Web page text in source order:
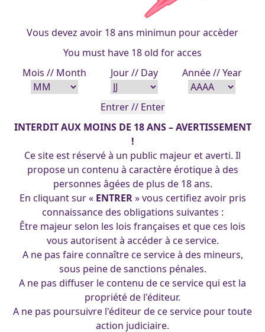
Vous devez avoir 18 ans minimun pour accèder
You must have 18 old for acces
Mois // Month
Jour // Day Année // Year
INTERDIT AUX MOINS DE 18 ANS – AVERTISSEMENT
!
Ce site est réservé à un public majeur et averti. Il
propose un contenu à caractère érotique à des
personnes âgées de plus de 18 ans.
En cliquant sur « ENTRER» vous certifiez avoir pris
connaissance des obligations suivantes :
Être majeur selon les lois françaises et que ces lois
vous autorisent à accéder à ce service.
A ne pas faire connaître ce service à des mineurs,
sous peine de sanctions pénales.
A ne pas diffuser le contenu de ce service qui est la
propriété de l'éditeur.
A ne pas poursuivre l'éditeur de ce service pour toute
action judiciaire.
31 Oct 2014 Le 31 octobre c’est Samhain une fête celtique
auquel je tiens beaucoup. Samhain signifie Réunion, c’est
l’occasion de se réunir en famille ou entre amis.Cette fête a
toujours existé dans les pays Celtes tel que la Bretagne.
Mais ce sont les Américains d’origine irlandaise qui ont
popularisé mondialement cette fête. Elle a fait
(cc) 2025 Les Pin-Up's d'Arpa. Tous droits réservés.